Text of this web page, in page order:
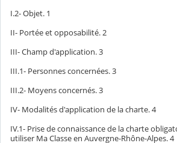
I.2- Objet. 1
II- Portée et opposabilité.2
III- Champ d'application.3
III.1- Personnes concernées.3
III.2- Moyens concernés.3
IV- Modalités d'application de la charte.4
IV.1- Prise de connaissance de la charte
utiliser Ma Classe en Auvergne-Rhône-Alpes.4